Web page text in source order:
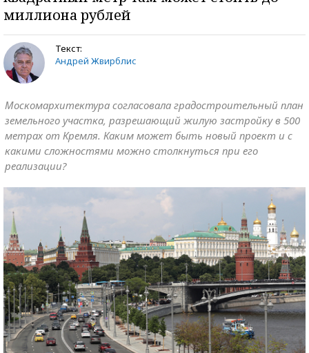
миллиона рублей
Текст:
Андрей Жвирблис
Москомархитектура согласовала градостроительный план
земельного участка, разрешающий жилую застройку в 500
метрах от Кремля. Каким может быть новый проект и с
какими сложностями можно столкнуться при его
реализации?